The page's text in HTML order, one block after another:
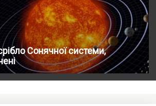
Сонячної системи,